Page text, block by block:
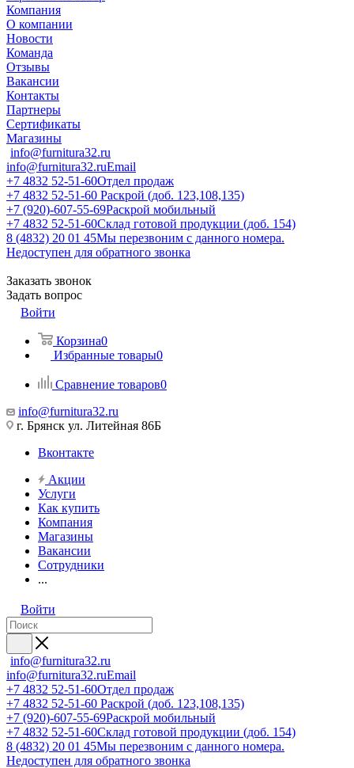
Компания
О компании
Новости
Команда
Отзывы
Вакансии
Контакты
Партнеры
Сертификаты
Магазины
info@furnitura32.ru
info@furnitura32.ruEmail
+7 4832 52-51-60Отдел продаж
+7 4832 52-51-60 Раскрой (доб. 123,108,135)
+7 (920)-607-55-69Раскрой мобильный
+7 4832 52-51-60Склад готовой продукции (доб. 154)
8 (4832) 20 01 45Мы перезвоним с данного номера.
Недоступен для обратного звонка
Заказать звонок
Задать вопрос
Войти
Корзина0
Избранные товары0
Сравнение товаров0
info@furnitura32.ru
г. Брянск ул. Литейная 86Б
Вконтакте
Акции
Услуги
Как купить
Компания
Магазины
Вакансии
Сотрудники
...
Войти
info@furnitura32.ru
info@furnitura32.ruEmail
+7 4832 52-51-60Отдел продаж
+7 4832 52-51-60 Раскрой (доб. 123,108,135)
+7 (920)-607-55-69Раскрой мобильный
+7 4832 52-51-60Склад готовой продукции (доб. 154)
8 (4832) 20 01 45Мы перезвоним с данного номера.
Недоступен для обратного звонка